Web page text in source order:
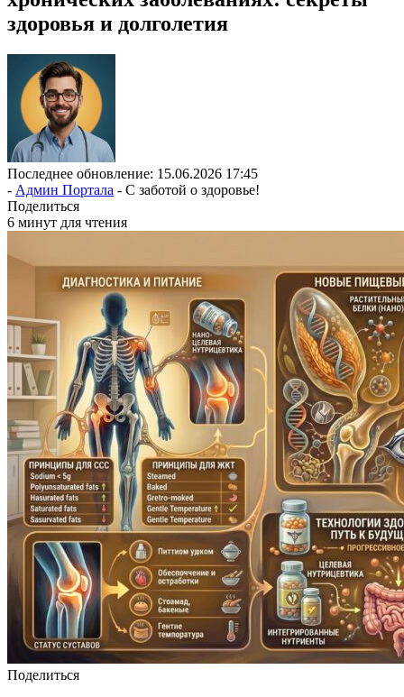
здоровья и долголетия
Последнее обновление: 15.06.2026 17:45
- Админ Портала - С заботой о здоровье!
Поделиться
6 минут для чтения
Поделиться